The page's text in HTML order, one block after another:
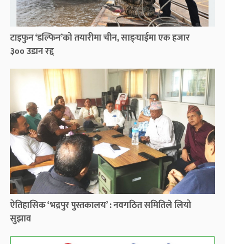
टाइफुन ‘डल्फिन’को तयारीमा चीन, साङ्घाईमा एक हजार
३०० उडान रद्द
ऐतिहासिक ‘भद्रपुर पुस्तकालय’ : नवगठित समितिले लियो
सुझाव